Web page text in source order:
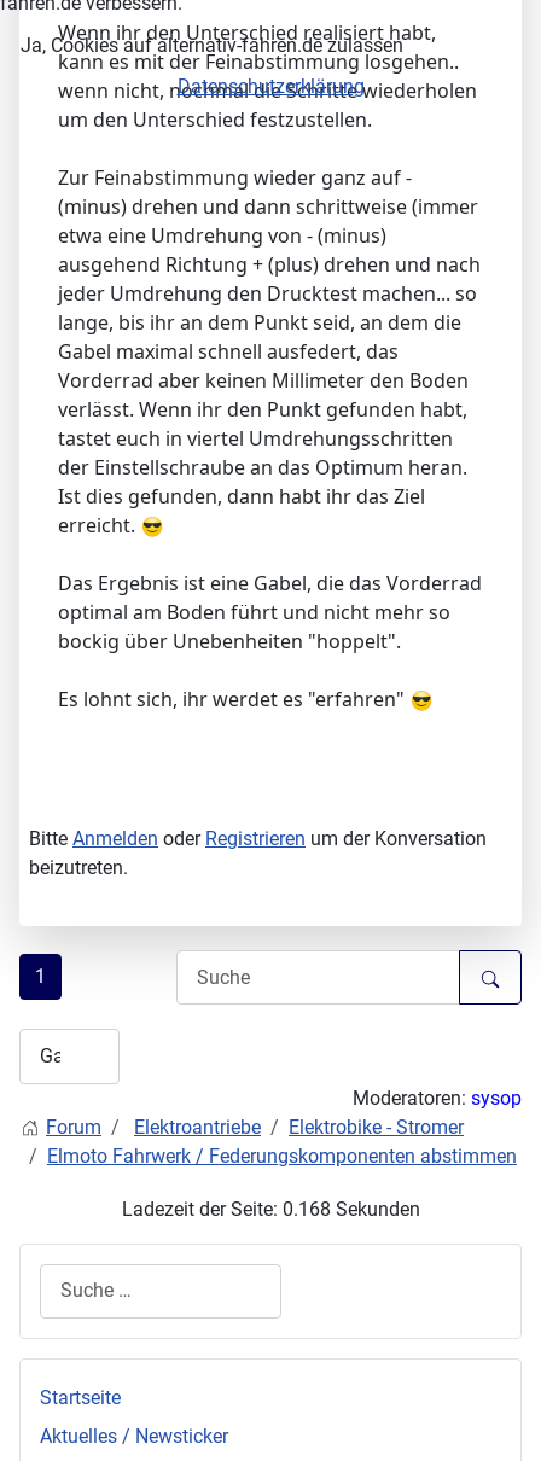
Wenn ihr den Unterschied realisiert habt,
kann es mit der Feinabstimmung losgehen..
wenn nicht, nochmal die Schritte wiederholen
um den Unterschied festzustellen.
Zur Feinabstimmung wieder ganz auf -
(minus) drehen und dann schrittweise (immer
etwa eine Umdrehung von - (minus)
ausgehend Richtung + (plus) drehen und nach
jeder Umdrehung den Drucktest machen... so
lange, bis ihr an dem Punkt seid, an dem die
Gabel maximal schnell ausfedert, das
Vorderrad aber keinen Millimeter den Boden
verlässt. Wenn ihr den Punkt gefunden habt,
tastet euch in viertel Umdrehungsschritten
der Einstellschraube an das Optimum heran.
Ist dies gefunden, dann habt ihr das Ziel
erreicht.
Das Ergebnis ist eine Gabel, die das Vorderrad
optimal am Boden führt und nicht mehr so
bockig über Unebenheiten "hoppelt".
Es lohnt sich, ihr werdet es "erfahren"
Bitte Anmelden oder Registrieren um der Konversation
beizutreten.
1
Moderatoren: sysop
Forum
Elektroantriebe
Elektrobike - Stromer
Elmoto Fahrwerk / Federungskomponenten abstimmen
Ladezeit der Seite: 0.168 Sekunden
Startseite
Aktuelles / Newsticker
Ja, Cookies auf alternativ-fahren.de zulassen
Datenschutzerklärung